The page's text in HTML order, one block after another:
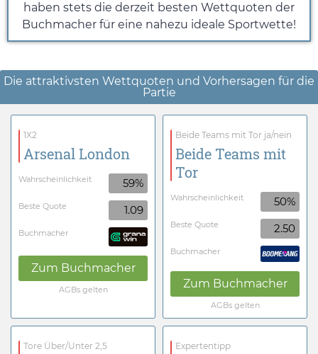
haben stets die derzeit besten Wettquoten der
Buchmacher für eine nahezu ideale Sportwette!
Die attraktivsten Wettquoten und Vorhersagen für die
Partie
1X2
Arsenal London
Wahrscheinlichkeit 59%
Beste Quote 1.09
Buchmacher
Zum Buchmacher
AGBs gelten
Beide Teams mit Tor ja/nein
Beide Teams mit
Tor
Wahrscheinlichkeit 50%
Beste Quote 2.50
Buchmacher
Zum Buchmacher
AGBs gelten
Tore Über/Unter 2,5 Expertentipp